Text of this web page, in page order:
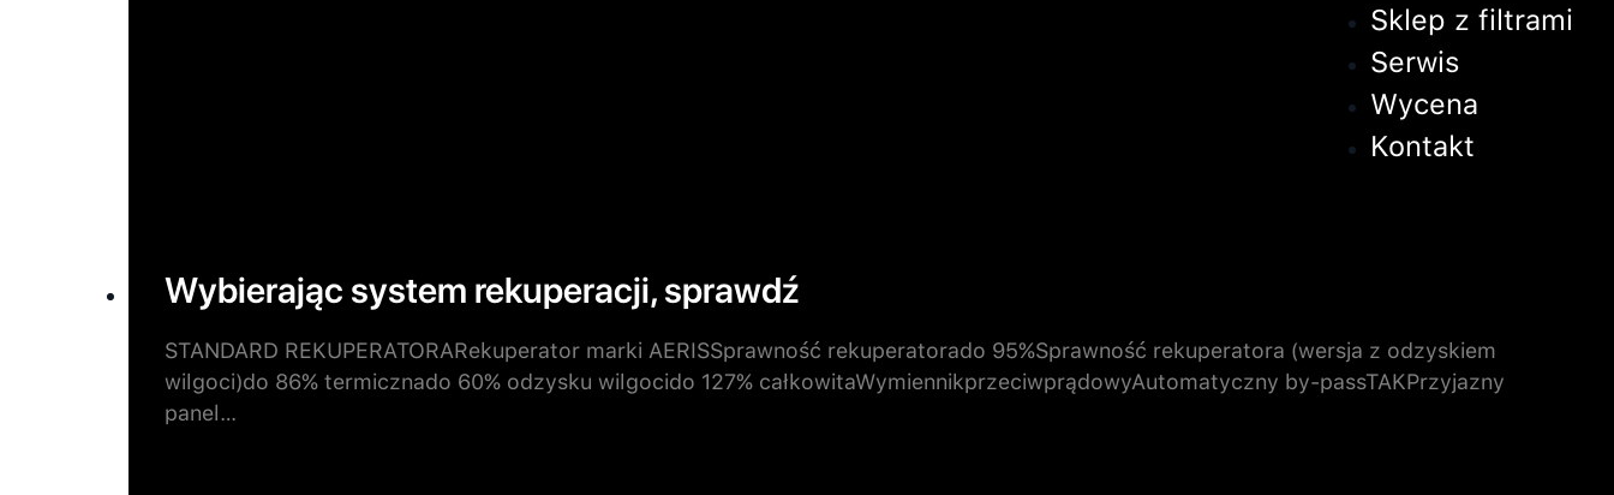
Sklep z filtrami
Serwis
Wycena
Kontakt
Wybierając system rekuperacji, sprawdź
STANDARD REKUPERATORARekuperator marki AERISSprawność rekuperatorado 95%Sprawność rekuperatora (wersja z odzyskiem
wilgoci)do 86% termicznado 60% odzysku wilgocido 127% całkowitaWymiennikprzeciwprądowyAutomatyczny by-passTAKPrzyjazny
panel…